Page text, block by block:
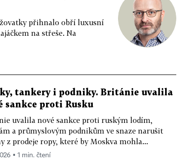
přihnalo obří luxusní
na střeše. Na
tankery i podniky. Británie uvalila
sankce proti Rusku
uvalila nové sankce proti ruským lodím,
a průmyslovým podnikům ve snaze narušit
z prodeje ropy, které by Moskva mohla...
▪ 1 min. čtení